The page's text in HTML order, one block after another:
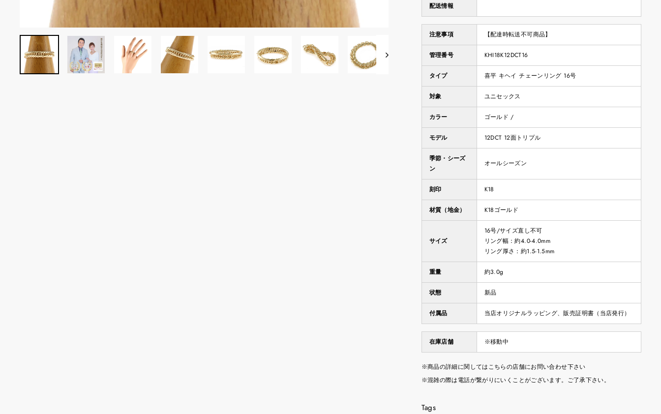
配送情報
注意事項 【配達時転送不可商品】
管理番号 KHI18K12DCT16
タイプ 喜平 キヘイ チェーンリング 16号
対象 ユニセックス
カラー ゴールド /
モデル 12DCT 12面トリプル
季節・シーズ
ン
オールシーズン
刻印 K18
材質（地金） K18ゴールド
サイズ
16号/サイズ直し不可
リング幅：約4.0-4.0mm
リング厚さ：約1.5-1.5mm
重量 約3.0g
状態 新品
付属品 当店オリジナルラッピング、販売証明書（当店発行）
在庫店舗 ※移動中
※商品の詳細に関してはこちらの店舗にお問い合わせ下さい
※混雑の際は電話が繋がりにいくことがございます。ご了承下さい。
Tags